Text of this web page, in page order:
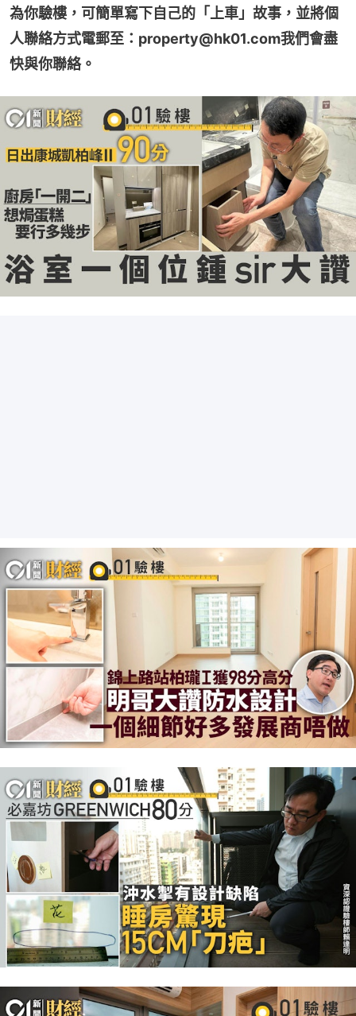
為你驗樓，可簡單寫下自己的「上車」故事，並將個
人聯絡方式電郵至：property@hk01.com我們會盡
快與你聯絡。